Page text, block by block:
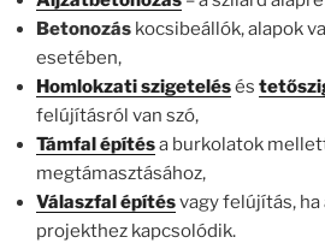
Betonozás kocsibeállók, alapok
esetében,
Homlokzati szigetelésés
felújításról van szó,
Támfal építésa burkolatok
megtámasztásához,
Válaszfal építésvagy felújítás,
projekthez kapcsolódik.